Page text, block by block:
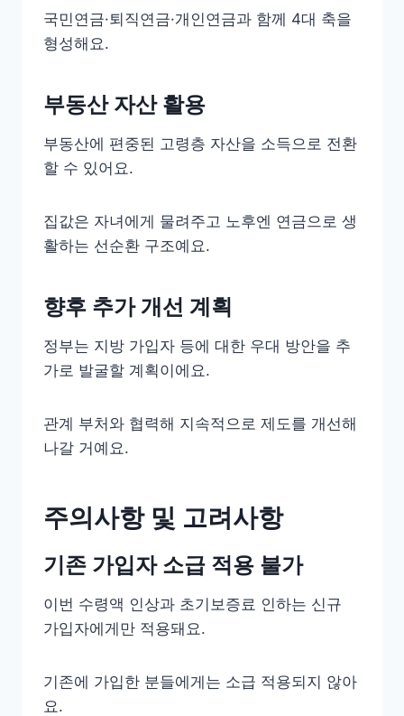
국민연금·퇴직연금·개인연금과 함께 4대 축을
형성해요.
부동산 자산 활용
부동산에 편중된 고령층 자산을 소득으로 전환
할 수 있어요.
집값은 자녀에게 물려주고 노후엔 연금으로 생
활하는 선순환 구조예요.
향후 추가 개선 계획
정부는 지방 가입자 등에 대한 우대 방안을 추
가로 발굴할 계획이에요.
관계 부처와 협력해 지속적으로 제도를 개선해
나갈 거예요.
주의사항 및 고려사항
기존 가입자 소급 적용 불가
이번 수령액 인상과 초기보증료 인하는 신규
가입자에게만 적용돼요.
기존에 가입한 분들에게는 소급 적용되지 않아
요.